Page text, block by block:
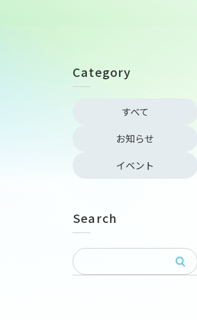
Category
すべて
お知らせ
イベント
Search